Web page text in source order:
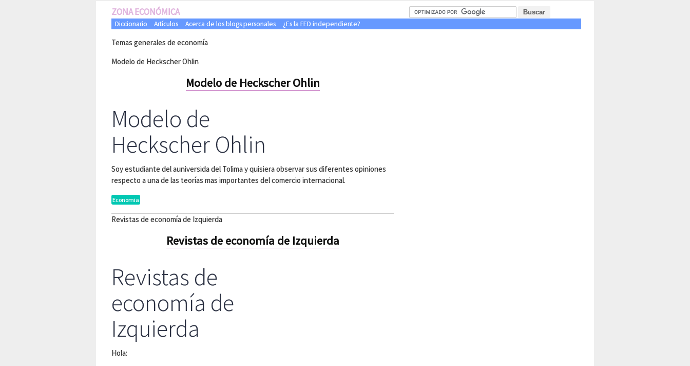
ZONA ECONÓMICA
Diccionario Artículos Acerca de los blogs personales ¿Es la FED independiente?
Temas generales de economía
Modelo de Heckscher Ohlin
Modelo de Heckscher Ohlin
Modelo de
Heckscher Ohlin
Soy estudiante del auniversida del Tolima y quisiera observar sus diferentes opiniones
respecto a una de las teorías mas importantes del comercio internacional.
Economia
Revistas de economía de Izquierda
Revistas de economía de Izquierda
Revistas de
economía de
Izquierda
Hola: